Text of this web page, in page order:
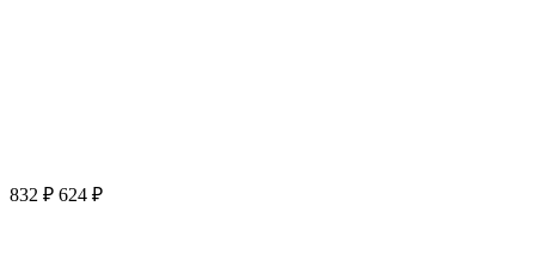
832 ₽ 624 ₽